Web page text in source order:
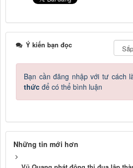
Ý kiến bạn đọc
Bạn cần đăng nhập với tư cách
thức để có thể bình luận
Những tin mới hơn